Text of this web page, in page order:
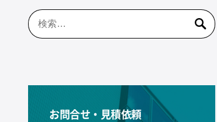
検
索:
お問合せ・見積依頼